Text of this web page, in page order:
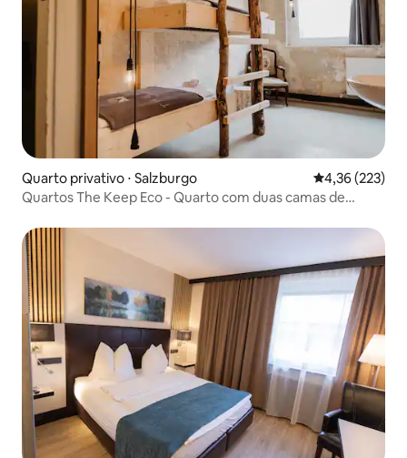
Quarto privativo ⋅ Salzburgo 4,36 de uma
4,36 (223)
Quartos The Keep Eco - Quarto com duas camas de